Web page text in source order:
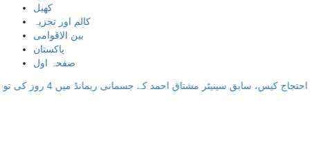
کھیل
کالم اور تجزیہ
بین الاقوامی
پاکستان
صفحہ اول
سابق سینیٹر مشتاق احمد کے جسمانی ریمانڈ میں 4 روز کی توسیع -کشمیر